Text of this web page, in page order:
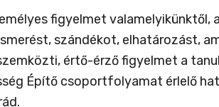
figyelmet
szándékot, elhatározást,
értő-érző figyelmet a
Építő csoportfolyamat érlelő